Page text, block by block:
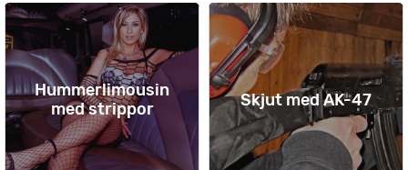
Hummerlimousin
med strippor
Skjut med AK-47